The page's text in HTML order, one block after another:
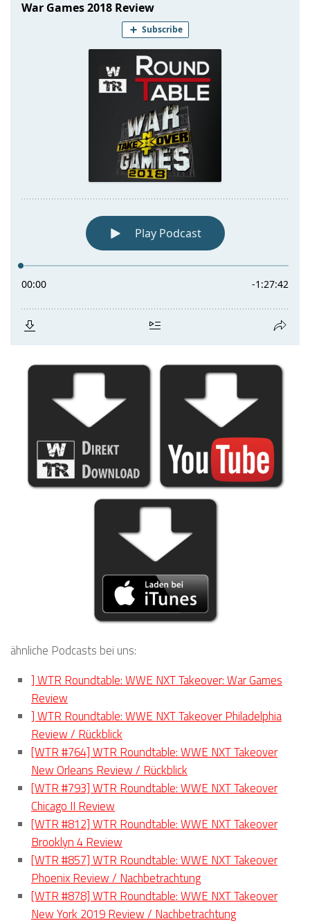
ähnliche Podcasts bei uns:
] WTR Roundtable: WWE NXT Takeover: War Games
Review
] WTR Roundtable: WWE NXT Takeover Philadelphia
Review / Rückblick
[WTR #764] WTR Roundtable: WWE NXT Takeover
New Orleans Review / Rückblick
[WTR #793] WTR Roundtable: WWE NXT Takeover
Chicago II Review
[WTR #812] WTR Roundtable: WWE NXT Takeover
Brooklyn 4 Review
[WTR #857] WTR Roundtable: WWE NXT Takeover
Phoenix Review / Nachbetrachtung
[WTR #878] WTR Roundtable: WWE NXT Takeover
New York 2019 Review / Nachbetrachtung